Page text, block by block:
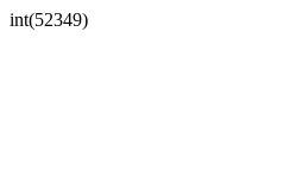
int(52349)